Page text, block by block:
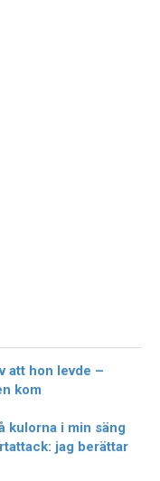
att hon levde –
kom
kulorna i min säng
jag berättar